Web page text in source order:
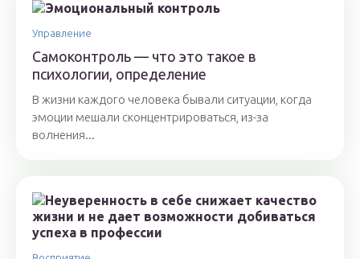
Управление
Самоконтроль — что это такое в
психологии, определение
В жизни каждого человека бывали ситуации, когда
эмоции мешали сконцентрироваться, из-за
волнения...